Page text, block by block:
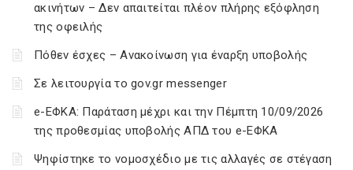
ακινήτων – Δεν απαιτείται πλέον πλήρης εξόφληση
της οφειλής
Πόθεν έσχες – Ανακοίνωση για έναρξη υποβολής
Σε λειτουργία το gov.gr messenger
e-ΕΦΚΑ: Παράταση μέχρι και την Πέμπτη 10/09/2026
της προθεσμίας υποβολής ΑΠΔ του e-ΕΦΚΑ
Ψηφίστηκε το νομοσχέδιο με τις αλλαγές σε στέγαση